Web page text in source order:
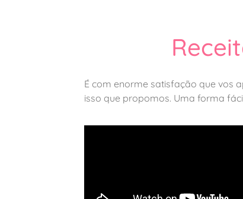
É com enorme satisfação que vos
isso que propomos. Uma forma